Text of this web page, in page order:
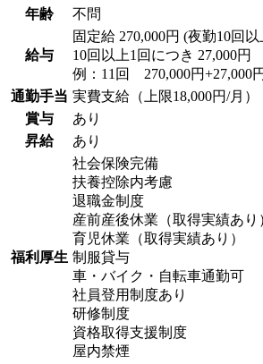
年齢 不問
給与
固定給 270,000円 (夜勤10回
10回以上1回につき 27,000円
例：11回 270,000円+27,000円
通勤手当 実費支給（上限18,000円/月）
賞与
あり
昇給
あり
福利厚生
社会保険完備
扶養控除内考慮
退職金制度
産前産後休業（取得実績あり
育児休業（取得実績あり）
制服貸与
車・バイク・自転車通勤可
社員登用制度あり
研修制度
資格取得支援制度
屋内禁煙